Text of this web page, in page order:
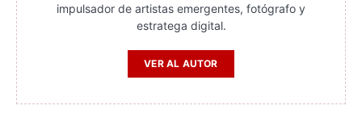
impulsador de artistas emergentes, fotógrafo y
estratega digital.
VER AL AUTOR